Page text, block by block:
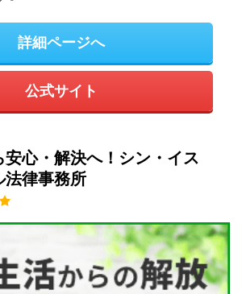
詳細ページへ
公式サイト
安心・解決へ！シン・イス
法律事務所